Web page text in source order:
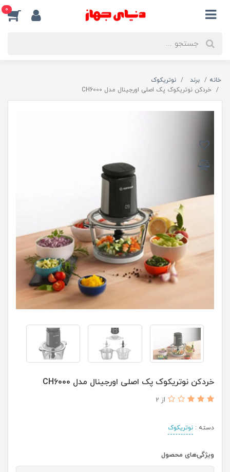
0
خانه برند
نوتریکوک
خردکن نوتریکوک پک اصلی اورجینال مدل CH6000
خردکن نوتریکوک پک اصلی اورجینال مدل CH6000
از 2
دسته : نوتریکوک
ویژگی‌های محصول